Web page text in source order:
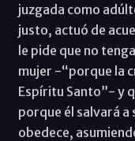
juzgada como
justo, actuó de
le pide que no
mujer -“porque la
Espíritu Santo”- y
porque él salvará a
obedece,